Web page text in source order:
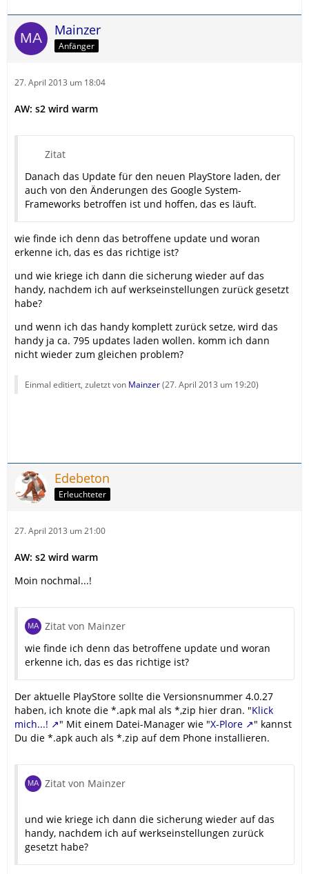
Mainzer
Anfänger
27. April 2013 um 18:04
AW: s2 wird warm
Zitat
Danach das Update für den neuen PlayStore laden, der
auch von den Änderungen des Google System-
Frameworks betroffen ist und hoffen, das es läuft.
wie finde ich denn das betroffene update und woran
erkenne ich, das es das richtige ist?
und wie kriege ich dann die sicherung wieder auf das
handy, nachdem ich auf werkseinstellungen zurück gesetzt
habe?
und wenn ich das handy komplett zurück setze, wird das
handy ja ca. 795 updates laden wollen. komm ich dann
nicht wieder zum gleichen problem?
Einmal editiert, zuletzt von Mainzer(27. April 2013 um 19:20)
Edebeton
Erleuchteter
27. April 2013 um 21:00
AW: s2 wird warm
Moin nochmal...!
Zitat von Mainzer
wie finde ich denn das betroffene update und woran
erkenne ich, das es das richtige ist?
Der aktuelle PlayStore sollte die Versionsnummer 4.0.27
haben, ich knote die *.apk mal als *,zip hier dran. "Klick
mich...!
" Mit einem Datei-Manager wie "X-Plore
" kannst
Du die *.apk auch als *.zip auf dem Phone installieren.
Zitat von Mainzer
und wie kriege ich dann die sicherung wieder auf das
handy, nachdem ich auf werkseinstellungen zurück
gesetzt habe?